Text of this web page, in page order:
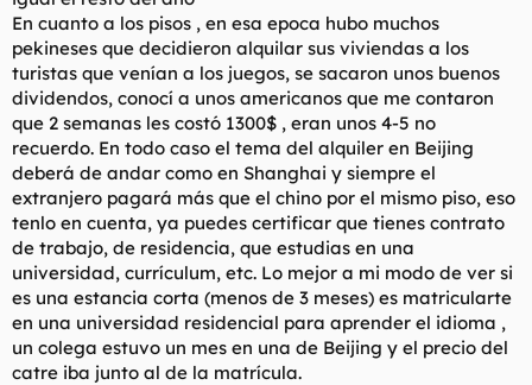
En cuanto a los pisos , en esa epoca hubo muchos
pekineses que decidieron alquilar sus viviendas a los
turistas que venían a los juegos, se sacaron unos buenos
dividendos, conocí a unos americanos que me contaron
que 2 semanas les costó 1300$ , eran unos 4-5 no
recuerdo. En todo caso el tema del alquiler en Beijing
deberá de andar como en Shanghai y siempre el
extranjero pagará más que el chino por el mismo piso, eso
tenlo en cuenta, ya puedes certificar que tienes contrato
de trabajo, de residencia, que estudias en una
universidad, currículum, etc. Lo mejor a mi modo de ver si
es una estancia corta (menos de 3 meses) es matricularte
en una universidad residencial para aprender el idioma ,
un colega estuvo un mes en una de Beijing y el precio del
catre iba junto al de la matrícula.